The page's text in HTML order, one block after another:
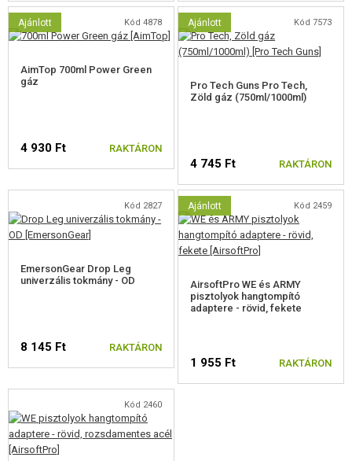
Ajánlott Kód 4878
AimTop 700ml Power Green
gáz
4 930 Ft RAKTÁRON
Ajánlott Kód 7573
Pro Tech Guns Pro Tech,
Zöld gáz (750ml/1000ml)
4 745 Ft RAKTÁRON
Kód 2827
EmersonGear Drop Leg
univerzális tokmány - OD
8 145 Ft RAKTÁRON
Ajánlott Kód 2459
AirsoftPro WE és ARMY
pisztolyok hangtompító
adaptere - rövid, fekete
1 955 Ft RAKTÁRON
Kód 2460